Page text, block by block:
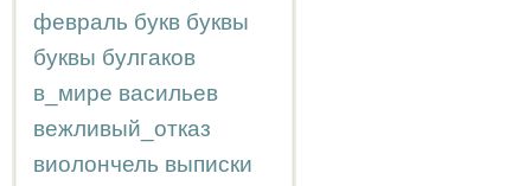
февраль букв буквы
буквы булгаков
в_мире васильев
вежливый_отказ
виолончель выписки